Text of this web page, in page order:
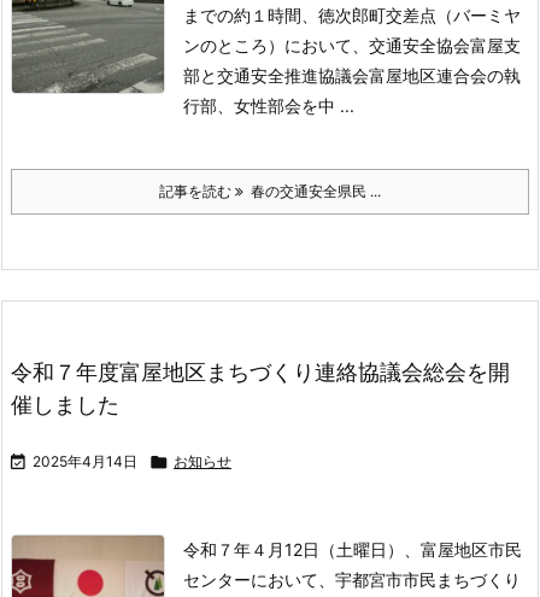
までの約１時間、徳次郎町交差点（バーミヤ
ンのところ）において、 交通安全協会富屋支
部と交通安全推進協議会富屋地区連合会の執
行部、女性部会を中 ...
記事を読む 春の交通安全県民 ...
令和７年度富屋地区まちづくり連絡協議会総会を開
催しました
 2025年4月14日  お知らせ
令和７年４月12日（土曜日）、富屋地区市民
センターにおいて、宇都宮市市民まちづくり